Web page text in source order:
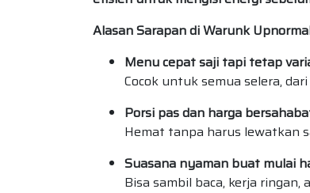
Alasan Sarapan di Warunk
Menu cepat saji tapi tetap
Cocok untuk semua selera,
Porsi pas dan harga
Hemat tanpa harus lewatkan
Suasana nyaman buat mulai
Bisa sambil baca, kerja ringan,